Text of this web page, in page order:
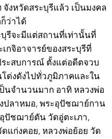
งหวัดสระบุรีแล้ว เป็นมงคล
ว่าได้
รีจะมีแต่สถานที่เท่านั้นที่
กจิอาจารย์ของสระบุรีที่
ะสบการณ์ ตั้งแต่อดีตจวบ
ด่งดังไปทั่วภูมิภาคและใน
นจำนวนมาก อาทิ หลวงพ่อ
ปลาหมอ, พระอุปัชฌาย์กาน
ปัชฌาย์ตัน วัดอู่ตะเภา,
แก่งคอย, หลวงพ่อย้อย วัด